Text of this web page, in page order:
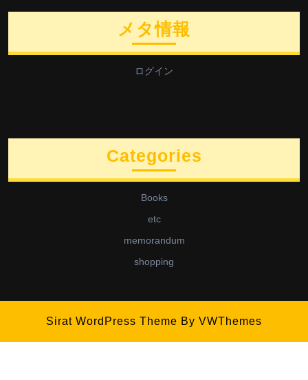
メタ情報
ログイン
Categories
Books
etc
memorandum
shopping
Sirat WordPress Theme By VWThemes